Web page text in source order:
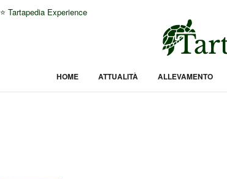
⭐ Tartapedia Experience
HOME ATTUALITÀ ALLEVAMENTO